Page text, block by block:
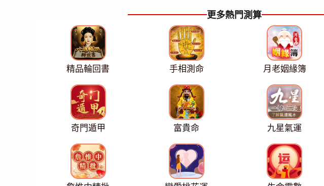
更多熱門測算
精品輪回書 手相測命 月老姻緣簿
奇門遁甲 富貴命 九星氣運